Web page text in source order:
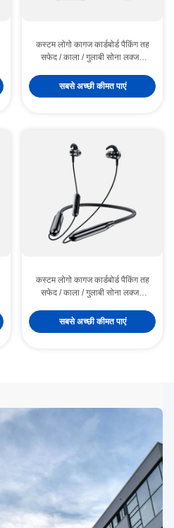
कस्टम लोगो कागज कार्डबोर्ड पैकिंग तह
सफेद / काला / गुलाबी सोना लक्जरी
सबसे अच्छी कीमत पाएं
कस्टम लोगो कागज कार्डबोर्ड पैकिंग तह
सफेद / काला / गुलाबी सोना लक्जरी
सबसे अच्छी कीमत पाएं